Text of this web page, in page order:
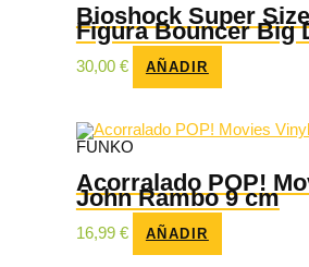
Bioshock Super
Figura Bouncer Big
30,00 € AÑADIR
FUNKO
Acorralado POP!
John Rambo 9 cm
16,99 € AÑADIR